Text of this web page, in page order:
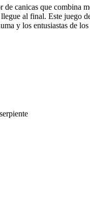
de canicas que combina
al final. Este juego
y los entusiastas de